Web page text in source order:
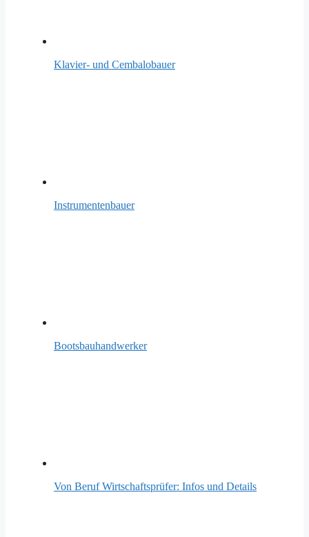
Klavier- und Cembalobauer
Instrumentenbauer
Bootsbauhandwerker
Von Beruf Wirtschaftsprüfer: Infos und Details